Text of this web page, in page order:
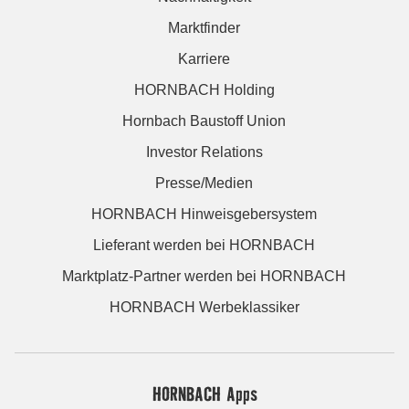
Marktfinder
Karriere
HORNBACH Holding
Hornbach Baustoff Union
Investor Relations
Presse/Medien
HORNBACH Hinweisgebersystem
Lieferant werden bei HORNBACH
Marktplatz-Partner werden bei HORNBACH
HORNBACH Werbeklassiker
HORNBACH Apps